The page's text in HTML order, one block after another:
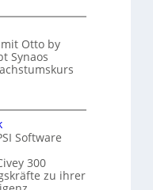
Otto by
Synaos
Software
300
zu ihrer